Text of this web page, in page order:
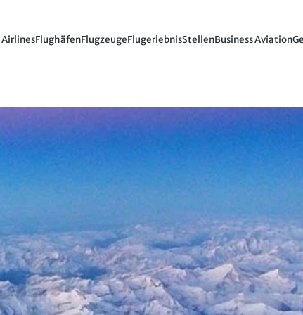
AirlinesFlughäfenFlugzeugeFlugerlebnisStellenBusiness Aviation